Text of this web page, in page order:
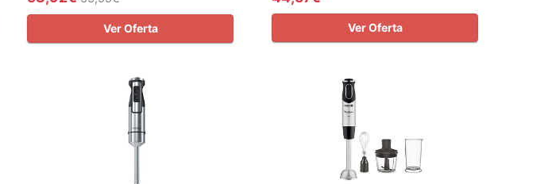
Ver Oferta Ver Oferta